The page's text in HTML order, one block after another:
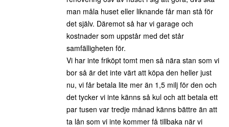
man måla huset eller liknande får man stå för
det själv. Däremot så har vi garage och
kostnader som uppstår med det står
samfälligheten för.
Vi har inte friköpt tomt men så nära stan som vi
bor så är det inte värt att köpa den heller just
nu, vi får betala lite mer än 1,5 milj för den och
det tycker vi inte känns så kul och att betala ett
par tusen var tredje månad känns bättre än att
ta lån som vi inte kommer få tillbaka när vi